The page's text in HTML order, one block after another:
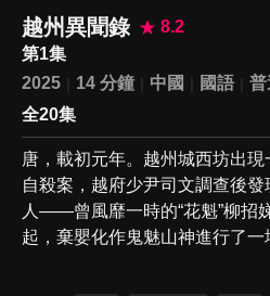
越州異聞錄
8.2
第1集
2025
14 分鐘 中國 國語
普
全20集
唐，載初元年。越州城西坊出
自殺案，越府少尹司文調查後
人——曾風靡一時的“花魁”柳招
起，棄嬰化作鬼魅山神進行了